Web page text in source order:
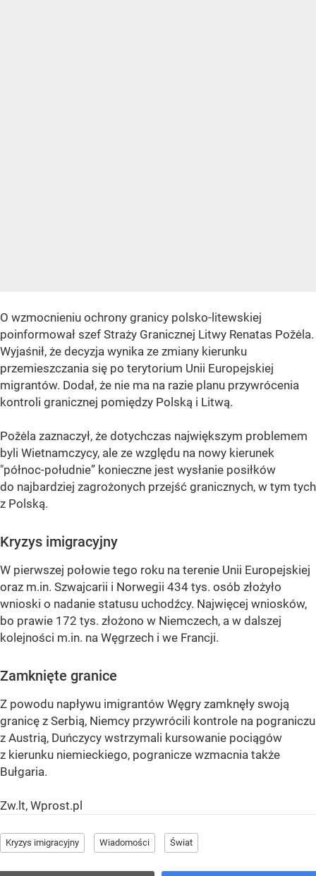
O wzmocnieniu ochrony granicy polsko-litewskiej
poinformował szef Straży Granicznej Litwy Renatas Požėla.
Wyjaśnił, że decyzja wynika ze zmiany kierunku
przemieszczania się po terytorium Unii Europejskiej
migrantów. Dodał, że nie ma na razie planu przywrócenia
kontroli granicznej pomiędzy Polską i Litwą.
Požėla zaznaczył, że dotychczas największym problemem
byli Wietnamczycy, ale ze względu na nowy kierunek
"północ-południe” konieczne jest wysłanie posiłków
do najbardziej zagrożonych przejść granicznych, w tym tych
z Polską.
Kryzys imigracyjny
W pierwszej połowie tego roku na terenie Unii Europejskiej
oraz m.in. Szwajcarii i Norwegii 434 tys. osób złożyło
wnioski o nadanie statusu uchodźcy. Najwięcej wniosków,
bo prawie 172 tys. złożono w Niemczech, a w dalszej
kolejności m.in. na Węgrzech i we Francji.
Zamknięte granice
Z powodu napływu imigrantów Węgry zamknęły swoją
granicę z Serbią, Niemcy przywrócili kontrole na pograniczu
z Austrią, Duńczycy wstrzymali kursowanie pociągów
z kierunku niemieckiego, pogranicze wzmacnia także
Bułgaria.
Zw.lt, Wprost.pl
Kryzys imigracyjny Wiadomości Świat